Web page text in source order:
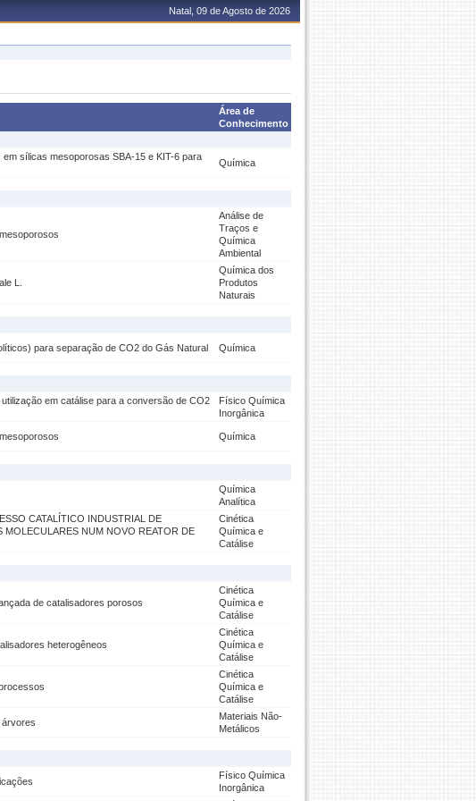
Natal, 09 de Agosto de 2026
Área de
Conhecimento
sílicas mesoporosas SBA-15 e KIT-6 para
Química
Análise de
Traços e
Química
Ambiental
L.
Química dos
Produtos
Naturais
para separação de CO2 do Gás Natural Química
em catálise para a conversão de CO2
Físico Química
Inorgânica
Química
Química
Analítica
CATALÍTICO INDUSTRIAL DE
MOLECULARES NUM NOVO REATOR DE
Cinética
Química e
Catálise
de catalisadores porosos
Cinética
Química e
Catálise
heterogêneos
Cinética
Química e
Catálise
Cinética
Química e
Catálise
árvores
Materiais Não-
Metálicos
Físico Química
Inorgânica